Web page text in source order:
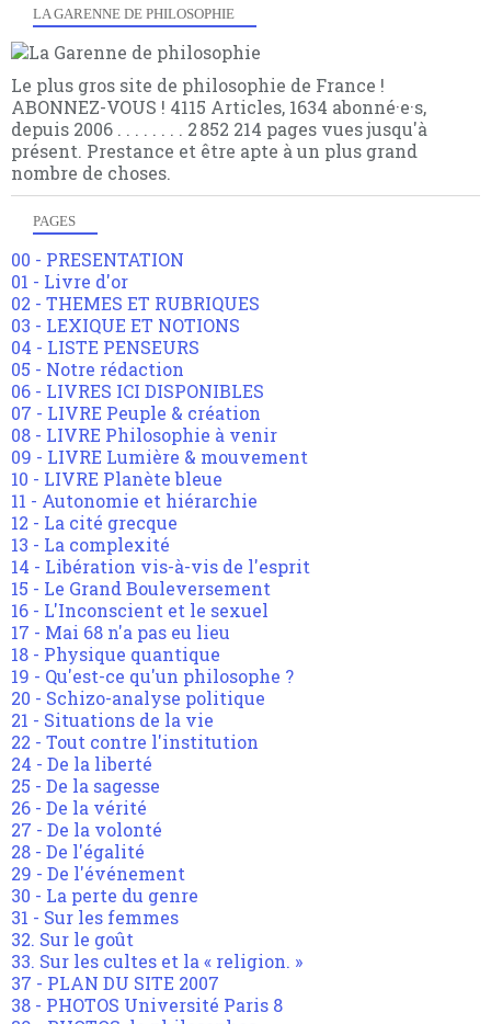
LA GARENNE DE PHILOSOPHIE
Le plus gros site de philosophie de France !
ABONNEZ-VOUS ! 4115 Articles, 1634 abonné·e·s,
depuis 2006 . . . . . . . . 2 852 214 pages vues jusqu'à
présent. Prestance et être apte à un plus grand
nombre de choses.
PAGES
00 - PRESENTATION
01 - Livre d'or
02 - THEMES ET RUBRIQUES
03 - LEXIQUE ET NOTIONS
04 - LISTE PENSEURS
05 - Notre rédaction
06 - LIVRES ICI DISPONIBLES
07 - LIVRE Peuple & création
08 - LIVRE Philosophie à venir
09 - LIVRE Lumière & mouvement
10 - LIVRE Planète bleue
11 - Autonomie et hiérarchie
12 - La cité grecque
13 - La complexité
14 - Libération vis-à-vis de l'esprit
15 - Le Grand Bouleversement
16 - L'Inconscient et le sexuel
17 - Mai 68 n'a pas eu lieu
18 - Physique quantique
19 - Qu'est-ce qu'un philosophe ?
20 - Schizo-analyse politique
21 - Situations de la vie
22 - Tout contre l'institution
24 - De la liberté
25 - De la sagesse
26 - De la vérité
27 - De la volonté
28 - De l'égalité
29 - De l'événement
30 - La perte du genre
31 - Sur les femmes
32. Sur le goût
33. Sur les cultes et la « religion. »
37 - PLAN DU SITE 2007
38 - PHOTOS Université Paris 8